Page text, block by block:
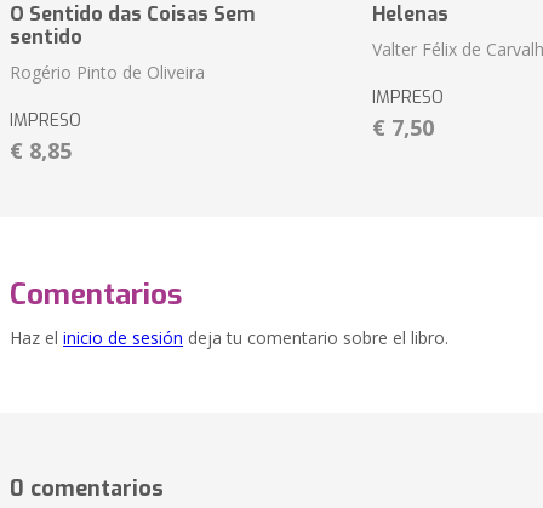
O Sentido das Coisas Sem
sentido
Rogério Pinto de Oliveira
IMPRESO
€ 8,85
Helenas
Valter Félix de
IMPRESO
€ 7,50
Comentarios
Haz el inicio de sesión deja tu comentario sobre el libro.
0 comentarios